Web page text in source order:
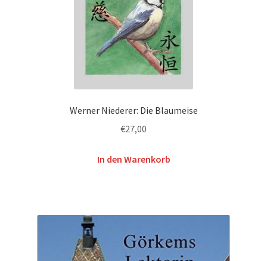
Werner Niederer: Die Blaumeise
€27,00
In den Warenkorb